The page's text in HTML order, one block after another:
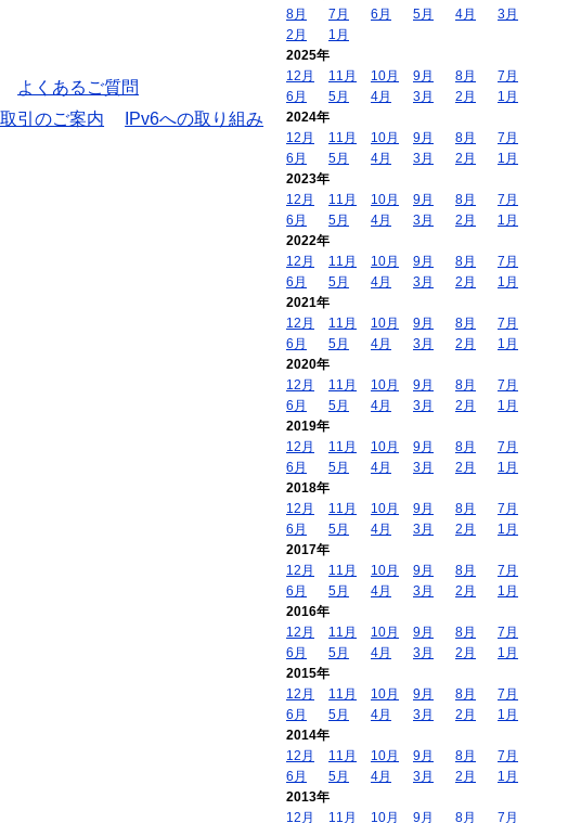
よくあるご質問
引のご案内
IPv6への取り組み
8月
7月 6月 5月 4月
3月
2月
1月
2025年
12月
11月 10月 9月 8月
7月
6月
5月 4月 3月 2月
1月
2024年
12月
11月 10月 9月 8月
7月
6月
5月 4月 3月 2月
1月
2023年
12月
11月 10月 9月 8月
7月
6月
5月 4月 3月 2月
1月
2022年
12月
11月 10月 9月 8月
7月
6月
5月 4月 3月 2月
1月
2021年
12月
11月 10月 9月 8月
7月
6月
5月 4月 3月 2月
1月
2020年
12月
11月 10月 9月 8月
7月
6月
5月 4月 3月 2月
1月
2019年
12月
11月 10月 9月 8月
7月
6月
5月 4月 3月 2月
1月
2018年
12月
11月 10月 9月 8月
7月
6月
5月 4月 3月 2月
1月
2017年
12月
11月 10月 9月 8月
7月
6月
5月 4月 3月 2月
1月
2016年
12月
11月 10月 9月 8月
7月
6月
5月 4月 3月 2月
1月
2015年
12月
11月 10月 9月 8月
7月
6月
5月 4月 3月 2月
1月
2014年
12月
11月 10月 9月 8月
7月
6月
5月 4月 3月 2月
1月
2013年
12月
11月 10月 9月 8月 7月